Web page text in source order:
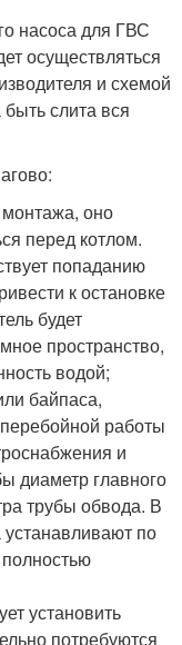
насоса для ГВС
осуществляться
и схемой
слита вся
оно
перед котлом.
попаданию
к остановке
будет
пространство,
водой;
байпаса,
работы
и
диаметр главного
трубы обвода. В
по
установить
потребуются